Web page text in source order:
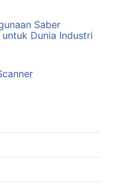
Saber
Dunia Industri